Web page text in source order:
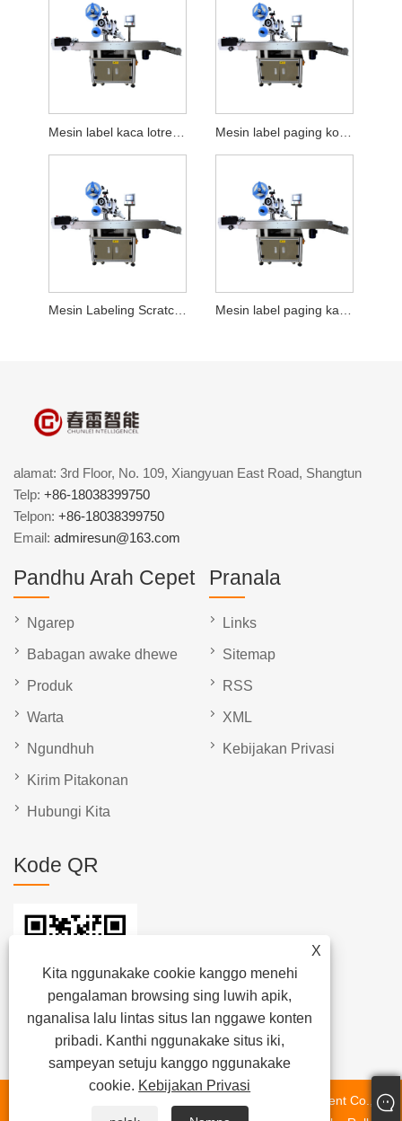
Mesin label kaca lotre otomatis
Mesin Labeling Scratch Paging Otomatis Mesin label paging karton otomatis
X
Kita nggunakake cookie kanggo menehi
pengalaman browsing sing luwih apik,
nganalisa lalu lintas situs lan nggawe konten
pribadi. Kanthi nggunakake situs iki,
sampeyan setuju kanggo nggunakake
cookie. Kebijakan Privasi
alamat: 3rd Floor, No. 109, Xiangyuan East Road, Shangtun
Telp: +86-18038399750
Telpon: +86-18038399750
Email: admiresun@163.com
Pandhu Arah Cepet
Ngarep
Babagan awake dhewe
Produk
Warta
Ngundhuh
Kirim Pitakonan
Hubungi Kita
Pranala
Links
Sitemap
RSS
XML
Kebijakan Privasi
Kode QR
Hak Cipta © 2023 Dongguan Chunlei Intelligent Equipment Co.,